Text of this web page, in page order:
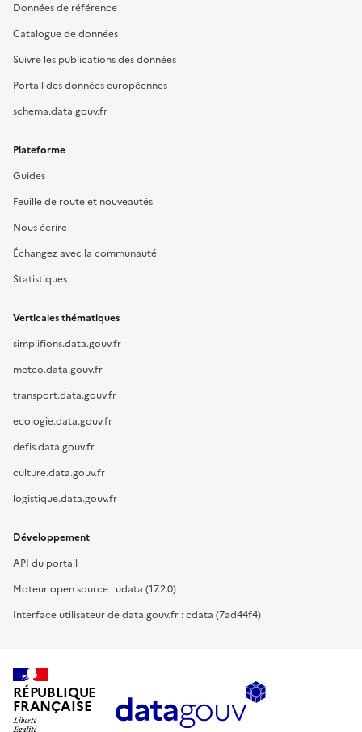
Données de référence
Catalogue de données
Suivre les publications des données
Portail des données européennes
schema.data.gouv.fr
Plateforme
Guides
Feuille de route et nouveautés
Nous écrire
Échangez avec la communauté
Statistiques
Verticales thématiques
simplifions.data.gouv.fr
meteo.data.gouv.fr
transport.data.gouv.fr
ecologie.data.gouv.fr
defis.data.gouv.fr
culture.data.gouv.fr
logistique.data.gouv.fr
Développement
API du portail
Moteur open source : udata (17.2.0)
Interface utilisateur de data.gouv.fr : cdata (7ad44f4)
RÉPUBLIQUE
FRANÇAISE